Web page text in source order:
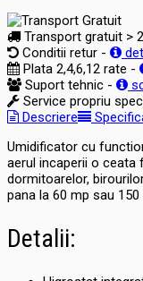
Transport gratuit >
Conditii retur -
Plata 2,4,6,12 rate -
Suport tehnic -
Service propriu
Descriere
Umidificator cu
aerul incaperii o ceata
dormitoarelor,
pana la 60 mp sau 150
Detalii: